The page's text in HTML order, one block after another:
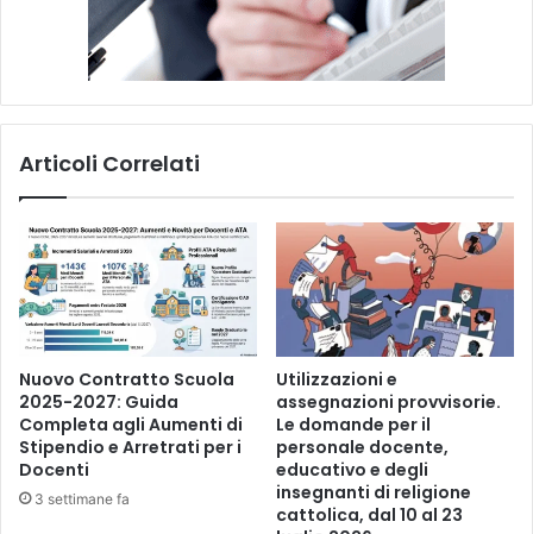
Articoli Correlati
Nuovo Contratto Scuola
2025-2027: Guida
Completa agli Aumenti di
Stipendio e Arretrati per i
Docenti
3 settimane fa
Utilizzazioni e
assegnazioni provvisorie.
Le domande per il
personale docente,
educativo e degli
insegnanti di religione
cattolica, dal 10 al 23